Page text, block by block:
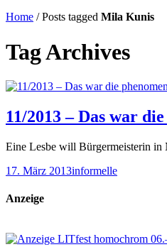
Home /Posts tagged Mila Kunis
Tag Archives
11/2013 – Das war
Eine Lesbe will Bürgermeisterin
17. März 2013informelle
Anzeige